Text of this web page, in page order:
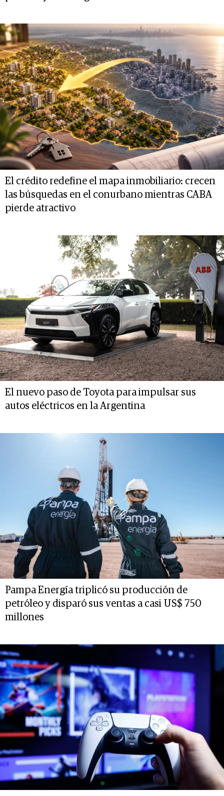
El crédito redefine el mapa inmobiliario: crecen
las búsquedas en el conurbano mientras CABA
pierde atractivo
El nuevo paso de Toyota para impulsar sus
autos eléctricos en la Argentina
Pampa Energía triplicó su producción de
petróleo y disparó sus ventas a casi US$ 750
millones